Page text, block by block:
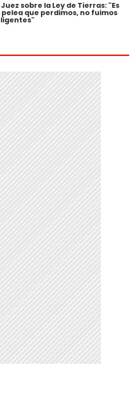
Juez sobre la Ley de Tierras: "Es
pelea que perdimos, no fuimos